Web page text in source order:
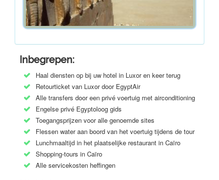
Inbegrepen:
Haal diensten op bij uw hotel in Luxor en keer terug
Retourticket van Luxor door EgyptAir
Alle transfers door een privé voertuig met airconditioning
Engelse privé Egyptoloog gids
Toegangsprijzen voor alle genoemde sites
Flessen water aan boord van het voertuig tijdens de tour
Lunchmaaltijd in het plaatselijke restaurant in Caïro
Shopping-tours in Caïro
Alle servicekosten heffingen